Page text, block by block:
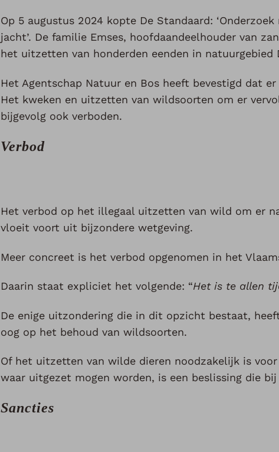
Op 5 augustus 2024 kopte De Standaard:
jacht’. De familie Emses, hoofdaandeelhouder van
het uitzetten van honderden eenden in
Het Agentschap Natuur en Bos heeft bevestigd dat
Het kweken en uitzetten van wildsoorten om er
bijgevolg ook verboden.
Verbod
Het verbod op het illegaal uitzetten van wild om er
vloeit voort uit bijzondere wetgeving.
Meer concreet is het verbod opgenomen in het
Daarin staat expliciet het volgende: “Het is te allen
De enige uitzondering die in dit opzicht bestaat,
oog op het behoud van wildsoorten.
Of het uitzetten van wilde dieren noodzakelijk is
waar uitgezet mogen worden, is een beslissing die
Sancties